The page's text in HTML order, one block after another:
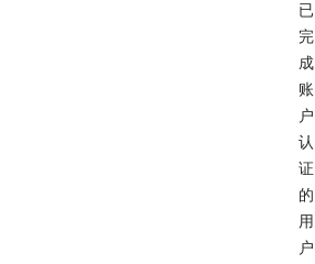
已
完
成
账
户
认
证
的
用
户